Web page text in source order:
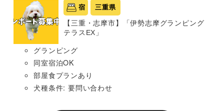
宿 三重県
【三重・志摩市】「伊勢志摩グランピング
テラスEX」
グランピング
同室宿泊OK
部屋食プランあり
犬種条件: 要問い合わせ